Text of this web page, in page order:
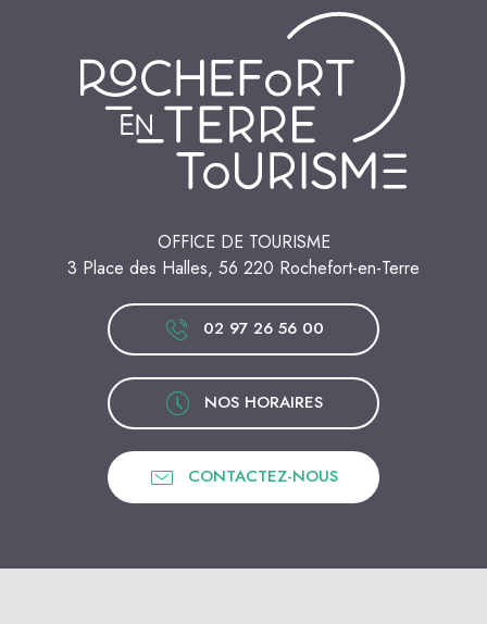
OFFICE DE TOURISME
3 Place des Halles, 56 220 Rochefort-en-Terre
02 97 26 56 00
NOS HORAIRES
CONTACTEZ-NOUS